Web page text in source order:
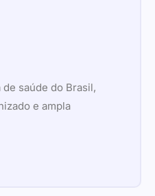
saúde do Brasil,
e ampla